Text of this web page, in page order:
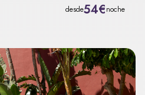
desde54€noche